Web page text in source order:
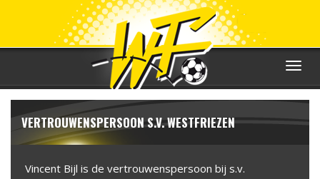
Toggle
VERTROUWENSPERSOON S.V. WESTFRIEZEN
Vincent Bijl is de vertrouwenspersoon bij s.v.